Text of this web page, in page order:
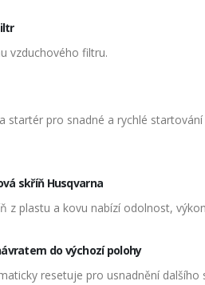
vzduchového filtru.
startér pro snadné a rychlé
skříň Husqvarna
z plastu a kovu nabízí odolnost,
do výchozí polohy
resetuje pro usnadnění dalšího